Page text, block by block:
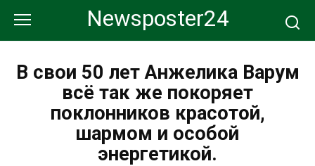
контенту
Newsposter24
В свои 50 лет Анжелика Варум
всё так же покоряет
поклонников красотой,
шармом и особой
энергетикой.